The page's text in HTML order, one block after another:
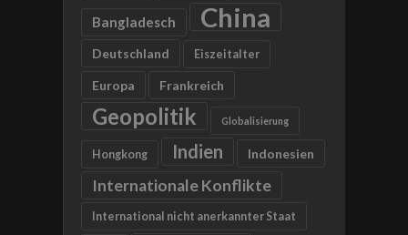
Bangladesch China
Deutschland Eiszeitalter
Europa Frankreich
Geopolitik Globalisierung
Hongkong Indien Indonesien
Internationale Konflikte
International nicht anerkannter Staat